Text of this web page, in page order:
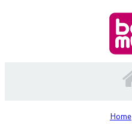
Home